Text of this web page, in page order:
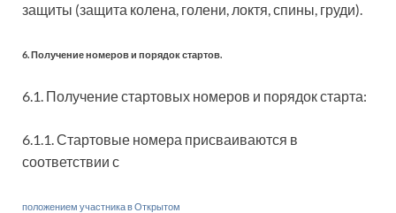
защиты (защита колена, голени, локтя, спины, груди).
6. Получение номеров и порядок стартов.
6.1. Получение стартовых номеров и порядок старта:
6.1.1. Стартовые номера присваиваются в
соответствии с
положением участника в Открытом